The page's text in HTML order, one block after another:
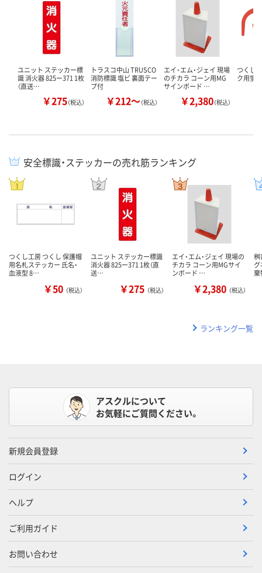
ユニット ステッカー標
識 消火器 825ー371 1枚
（直送…
￥275（税込）
トラスコ中山 TRUSCO
消防標識 塩ビ 裏面テー
プ付
￥212～（税込）
エイ・エム・ジェイ 現場
のチカラ コーン用MG
サインボード …
￥2,380（税込）
つくし
ク用蛍
安全標識・ステッカーの売れ筋ランキング
つくし工房 つくし 保護帽
用名札ステッカー 氏名・
血液型 8…
￥50 （税込）
ユニット ステッカー標識
消火器 825ー371 1枚（直
送…
￥275 （税込）
エイ・エム・ジェイ 現場の
チカラ コーン用MGサイ
ンボード …
￥2,380 （税込）
桝
ランキング一覧
アスクルについて
お気軽にご質問ください。
新規会員登録
ログイン
ヘルプ
ご利用ガイド
お問い合わせ